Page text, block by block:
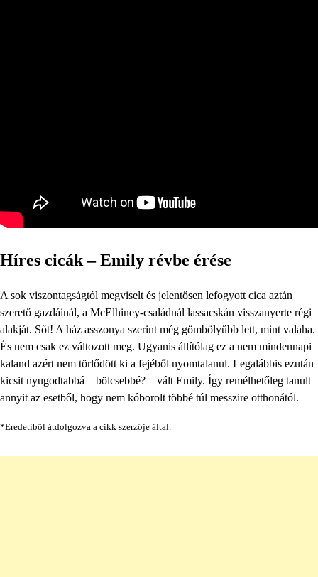
Híres cicák – Emily révbe érése
A sok viszontagságtól megviselt és jelentősen lefogyott cica aztán
szerető gazdáinál, a McElhiney-családnál lassacskán visszanyerte régi
alakját. Sőt! A ház asszonya szerint még gömbölyűbb lett, mint valaha.
És nem csak ez változott meg. Ugyanis állítólag ez a nem mindennapi
kaland azért nem törlődött ki a fejéből nyomtalanul. Legalábbis ezután
kicsit nyugodtabbá – bölcsebbé? – vált Emily. Így remélhetőleg tanult
annyit az esetből, hogy nem kóborolt többé túl messzire otthonától.
*Eredetiből átdolgozva a cikk szerzője által.